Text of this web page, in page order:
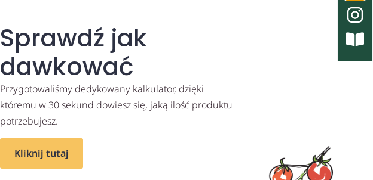
Sprawdź jak
dawkować
Przygotowaliśmy dedykowany kalkulator, dzięki
któremu w 30 sekund dowiesz się, jaką ilość produktu
potrzebujesz.
Kliknij tutaj